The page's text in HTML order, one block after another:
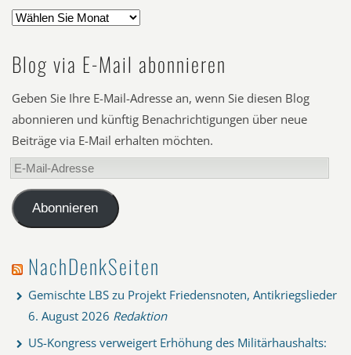
Blog via E-Mail abonnieren
Geben Sie Ihre E-Mail-Adresse an, wenn Sie diesen Blog
abonnieren und künftig Benachrichtigungen über neue
Beiträge via E-Mail erhalten möchten.
E-
Mail-
AdresseAbonnieren
NachDenkSeiten
Gemischte LBS zu Projekt Friedensnoten, Antikriegslieder
6. August 2026 Redaktion
US-Kongress verweigert Erhöhung des Militärhaushalts: